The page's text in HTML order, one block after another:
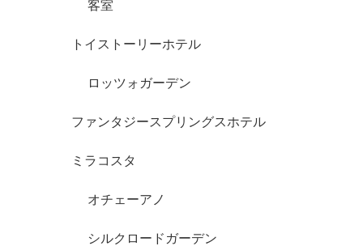
客室
トイストーリーホテル
ロッツォガーデン
ファンタジースプリングスホテル
ミラコスタ
オチェーアノ
シルクロードガーデン